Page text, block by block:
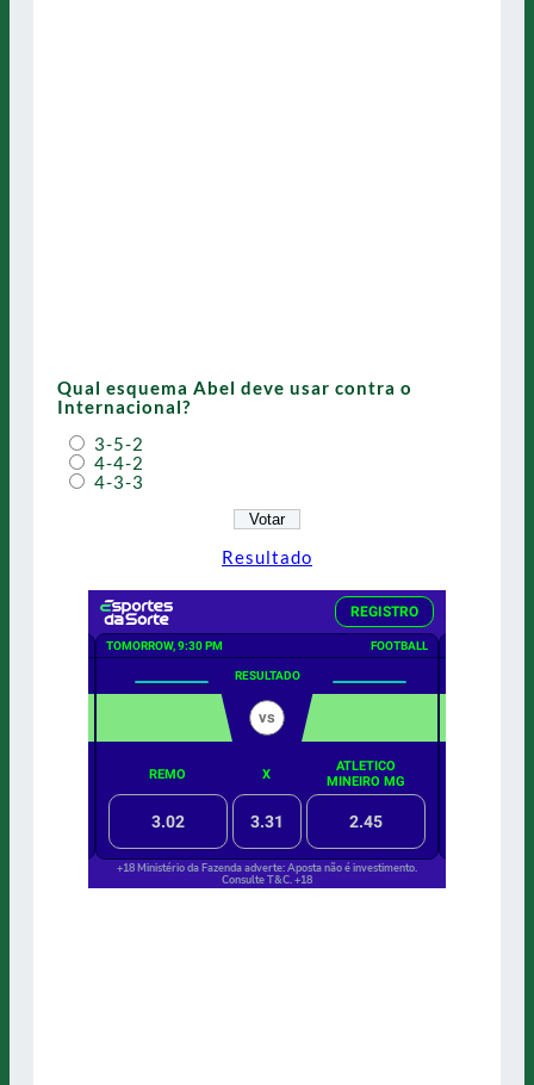
Qual esquema Abel deve usar contra o
Internacional?
3-5-2
4-4-2
4-3-3
Resultado